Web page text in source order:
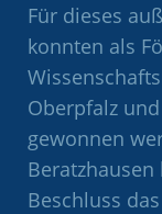
Für dieses
konnten als
Oberpfalz
gewonnen
Beschluss